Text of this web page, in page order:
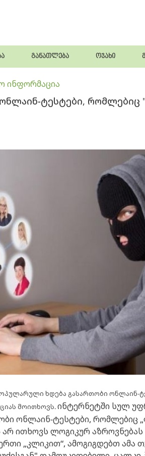
განათლება ოჯახი
ინფორმაცია
ტესტები, რომლებიც
ხდება გასართობი ონლაინ-
მოითხოვს.ინტერნეტში სულ
ონლაინ-ტესტები, რომლებიც
ითხოვს ლოგიკურ
„კლიკით“, ამოგიგდებთ ამა